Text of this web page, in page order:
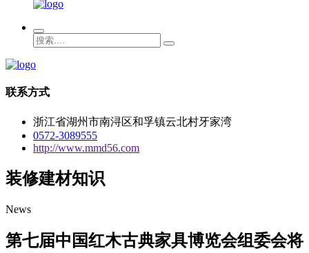
联系方式
浙江省湖州市南浔区和孚镇云北村牙家湾
0572-3089555
http://www.mmd56.com
装修建材知识
News
第七届中国红木古典家具博览会组委会将